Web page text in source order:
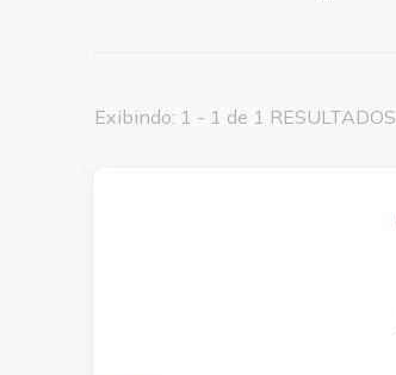
Exibindo: 1 - 1 de 1 RESULTADOS